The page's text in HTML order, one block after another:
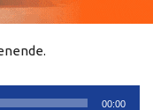
00:00